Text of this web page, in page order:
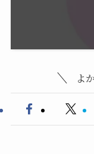
よ